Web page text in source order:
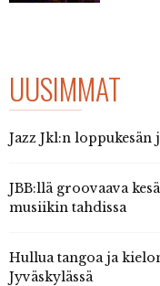
UUSIMMAT
Jazz Jkl:n
JBB:llä groovaava
musiikin tahdissa
Hullua tangoa ja
Jyväskylässä